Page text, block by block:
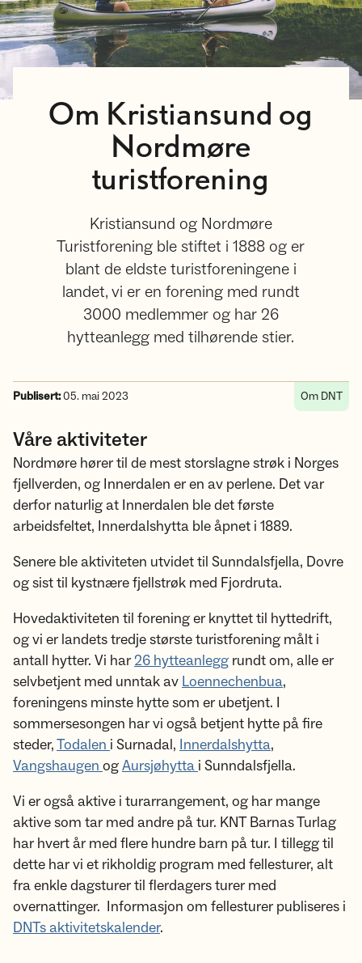
Om Kristiansund og
Nordmøre
turistforening
Kristiansund og Nordmøre
Turistforening ble stiftet i 1888 og er
blant de eldste turistforeningene i
landet, vi er en forening med rundt
3000 medlemmer og har 26
hytteanlegg med tilhørende stier.
Publisert:05. mai 2023 Om DNT
Våre aktiviteter
Nordmøre hører til de mest storslagne strøk i Norges
fjellverden, og Innerdalen er en av perlene. Det var
derfor naturlig at Innerdalen ble det første
arbeidsfeltet, Innerdalshytta ble åpnet i 1889.
Senere ble aktiviteten utvidet til Sunndalsfjella, Dovre
og sist til kystnære fjellstrøk med Fjordruta.
Hovedaktiviteten til forening er knyttet til hyttedrift,
og vi er landets tredje største turistforening målt i
antall hytter. Vi har26 hytteanlegg rundt om, alle er
selvbetjent med unntak av Loennechenbua,
foreningens minste hytte som er ubetjent. I
sommersesongen har vi også betjent hytte på fire
steder,Todalen i Surnadal, Innerdalshytta,
Vangshaugen ogAursjøhytta i Sunndalsfjella.
Vi er også aktive i turarrangement, og har mange
aktive som tar med andre på tur. KNT Barnas Turlag
har hvert år med flere hundre barn på tur. I tillegg til
dette har vi et rikholdig program med fellesturer, alt
fra enkle dagsturer til flerdagers turer med
overnattinger. Informasjon om fellesturer publiseres i
DNTs aktivitetskalender.